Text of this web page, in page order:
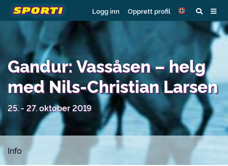
Logg inn Opprett profil
Gandur: Vassåsen – helg
med Nils-Christian Larsen
25. - 27. oktober 2019
Info